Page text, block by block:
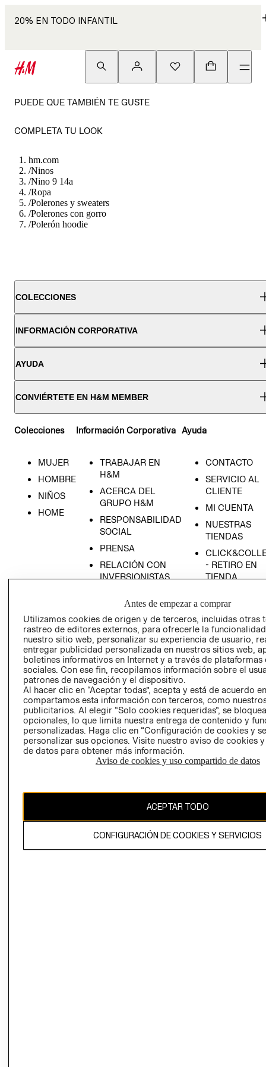
20% EN TODO INFANTIL
PUEDE QUE TAMBIÉN TE GUSTE
COMPLETA TU LOOK
hm.com
/Ninos
/Nino 9 14a
/Ropa
/Polerones y sweaters
/Polerones con gorro
/Polerón hoodie
COLECCIONES
INFORMACIÓN CORPORATIVA
AYUDA
CONVIÉRTETE EN H&M MEMBER
Colecciones
MUJER
HOMBRE
NIÑOS
HOME
Información Corporativa
TRABAJAR EN
H&M
ACERCA DEL
GRUPO H&M
RESPONSABILIDAD
SOCIAL
PRENSA
RELACIÓN CON
INVERSIONISTAS
EMPRESARIAL
Ayuda
CONTACTO
SERVICIO AL
CLIENTE
MI CUENTA
NUESTRAS
TIENDAS
- RETIRO EN
TIENDA
CONDICIONES
AVISO DE
PRIVACIDAD
GIFT CARD
AVISO DE
El contenido de esta página web está protegido por copyright y es
Antes de empezar a comprar
Utilizamos cookies de origen y de terceros, incluidas otras
rastreo de editores externos, para ofrecerle la
nuestro sitio web, personalizar su experiencia de usuario,
entregar publicidad personalizada en nuestros sitios web,
boletines informativos en Internet y a través de plataformas
sociales. Con ese fin, recopilamos información sobre el
patrones de navegación y el dispositivo.
Al hacer clic en “Aceptar todas”, acepta y está de acuerdo
compartamos esta información con terceros, como
publicitarios. Al elegir “Solo cookies requeridas”, se
opcionales, lo que limita nuestra entrega de contenido y
personalizadas. Haga clic en “Configuración de cookies y
personalizar sus opciones. Visite nuestro aviso de cookies
de datos para obtener más información.
Aviso de cookies y uso compartido de datos
ACEPTAR TODO
CONFIGURACIÓN DE COOKIES Y SERVICIOS